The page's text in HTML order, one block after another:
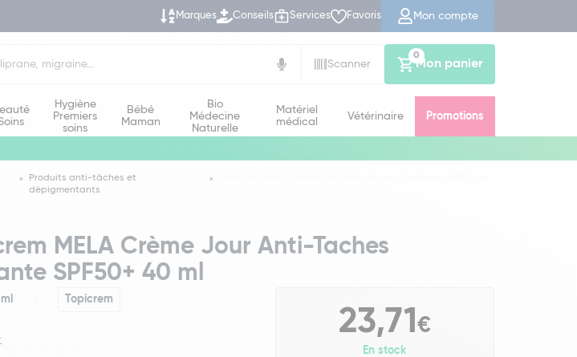
Marques Conseils Services Favoris Mon compte
Scanner
Mon panier
0
Hygiène
Premiers
soins
Bébé
Maman
Bio
Médecine
Naturelle
Matériel
médical
Vétérinaire Promotions
Produits anti-tâches et
dépigmentants
MELA Crème Jour Anti-Taches
SPF50+ 40 ml
Topicrem
23,71€
En stock